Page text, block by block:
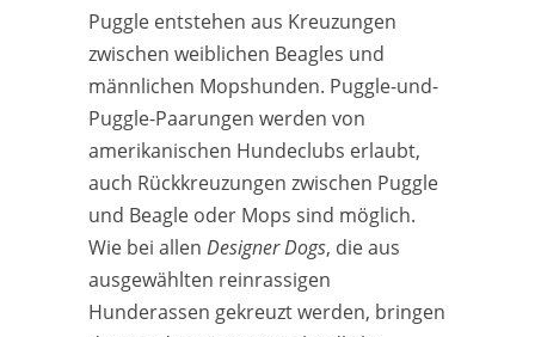
Puggle entstehen aus Kreuzungen
zwischen weiblichen Beagles und
männlichen Mopshunden. Puggle-und-
Puggle-Paarungen werden von
amerikanischen Hundeclubs erlaubt,
auch Rückkreuzungen zwischen Puggle
und Beagle oder Mops sind möglich.
Wie bei allen Designer Dogs, die aus
ausgewählten reinrassigen
Hunderassen gekreuzt werden, bringen